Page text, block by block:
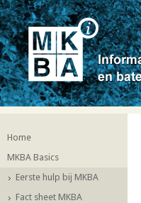
Home
MKBA Basics
Eerste hulp bij MKBA
Fact sheet MKBA